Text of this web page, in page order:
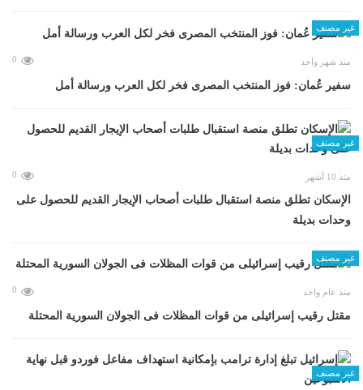
غير مصنف
منذ شهر واحد 0
سفير عُمان: فوز المنتخب المصرى فخر لكل العرب ورسالة أمل
غير مصنف
منذ 10 أشهر 0
الإسكان تطلق منصة استقبال طلبات أصحاب الإيجار القديم للحصول على
وحدات بديلة
غير مصنف
منذ عام واحد 0
مقتل رقيب إسرائيلى من قوات المظلات فى الجولان السورية المحتلة
غير مصنف